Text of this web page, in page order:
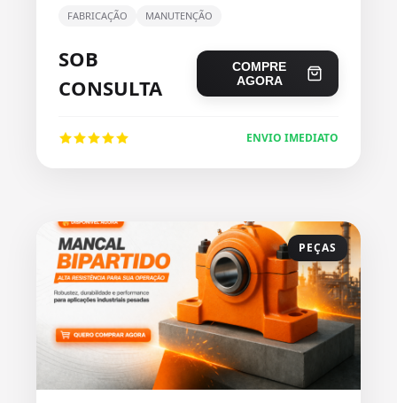
FABRICAÇÃO MANUTENÇÃO
SOB
CONSULTA
COMPRE
AGORA
ENVIO IMEDIATO
PEÇAS